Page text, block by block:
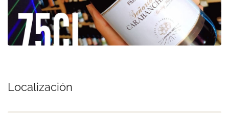
Localización